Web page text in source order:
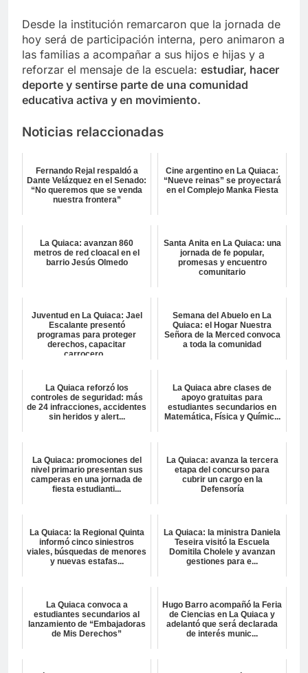
Desde la institución remarcaron que la jornada de
hoy será de participación interna, pero animaron a
las familias a acompañar a sus hijos e hijas y a
reforzar el mensaje de la escuela: estudiar, hacer
deporte y sentirse parte de una comunidad
educativa activa y en movimiento.
Noticias relaccionadas
Fernando Rejal respaldó a
Dante Velázquez en el Senado:
“No queremos que se venda
nuestra frontera”
Cine argentino en La Quiaca:
“Nueve reinas” se proyectará
en el Complejo Manka Fiesta
La Quiaca: avanzan 860
metros de red cloacal en el
barrio Jesús Olmedo
Santa Anita en La Quiaca: una
jornada de fe popular,
promesas y encuentro
comunitario
Juventud en La Quiaca: Jael
Escalante presentó
programas para proteger
derechos, capacitar
carrocero...
Semana del Abuelo en La
Quiaca: el Hogar Nuestra
Señora de la Merced convoca
a toda la comunidad
La Quiaca reforzó los
controles de seguridad: más
de 24 infracciones, accidentes
sin heridos y alert...
La Quiaca abre clases de
apoyo gratuitas para
estudiantes secundarios en
Matemática, Física y Químic...
La Quiaca: promociones del
nivel primario presentan sus
camperas en una jornada de
fiesta estudianti...
La Quiaca: avanza la tercera
etapa del concurso para
cubrir un cargo en la
Defensoría
La Quiaca: la Regional Quinta
informó cinco siniestros
viales, búsquedas de menores
y nuevas estafas...
La Quiaca: la ministra Daniela
Teseira visitó la Escuela
Domitila Cholele y avanzan
gestiones para e...
La Quiaca convoca a
estudiantes secundarios al
lanzamiento de “Embajadoras
de Mis Derechos”
Hugo Barro acompañó la Feria
de Ciencias en La Quiaca y
adelantó que será declarada
de interés munic...